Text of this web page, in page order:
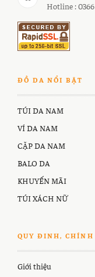
Hotline :
ĐỒ DA NỔI BẬT
TÚI DA NAM
VÍ DA NAM
CẶP DA NAM
BALO DA
KHUYẾN MÃI
TÚI XÁCH NỮ
QUY ĐINH, CHÍNH
Giới thiệu